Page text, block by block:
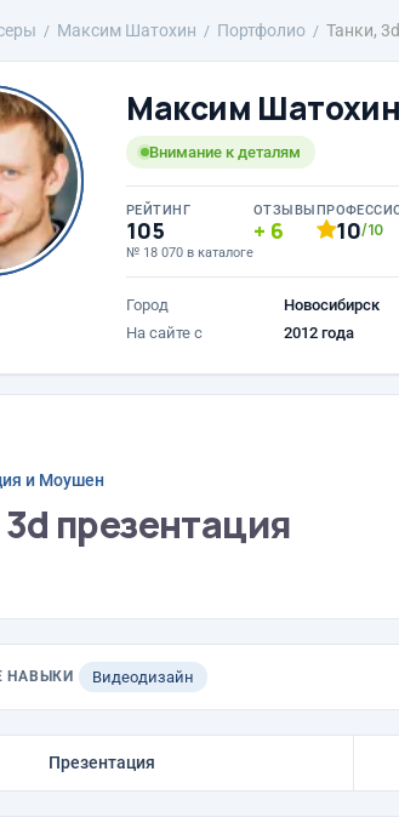
Максим Шатохин Портфолио Танки,
Максим Шатохин
Внимание к деталям
РЕЙТИНГ
105
№ 18 070 в каталоге
ОТЗЫВЫ
6 10/10
Город
Новосибирск
На сайте с
2012 года
и Моушен
презентация
НАВЫКИ Видеодизайн
Презентация